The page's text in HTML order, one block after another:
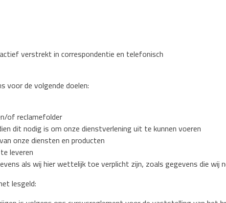
verstrekt in correspondentie en telefonisch
voor de volgende doelen:
of reclamefolder
dit nodig is om onze dienstverlening uit te kunnen voeren
onze diensten en producten
leveren
als wij hier wettelijk toe verplicht zijn, zoals gegevens die wij
lesgeld: